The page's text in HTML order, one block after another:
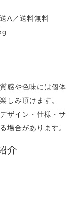
A／送料無料
感や色味には個体
しみ頂けます。
ザイン・仕様・サ
場合があります。
介